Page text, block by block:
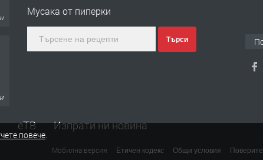
Мусака от пиперки
Търси
еТВ Изпрати ни новина
Мобилна версия Етичен кодекс Общи условия
повече.